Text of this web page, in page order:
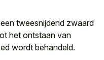
tweesnijdend zwaard
het ontstaan van
wordt behandeld.